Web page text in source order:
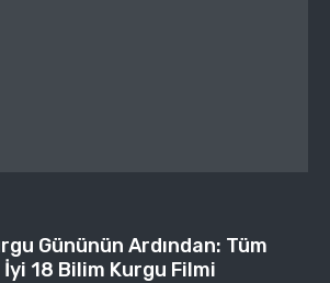
Gününün Ardından: Tüm
18 Bilim Kurgu Filmi